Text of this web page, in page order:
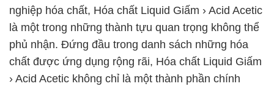
nghiệp hóa chất, Hóa chất Liquid Giấm › Acid Acetic
là một trong những thành tựu quan trọng không thể
phủ nhận. Đứng đầu trong danh sách những hóa
chất được ứng dụng rộng rãi, Hóa chất Liquid Giấm
› Acid Acetic không chỉ là một thành phần chính